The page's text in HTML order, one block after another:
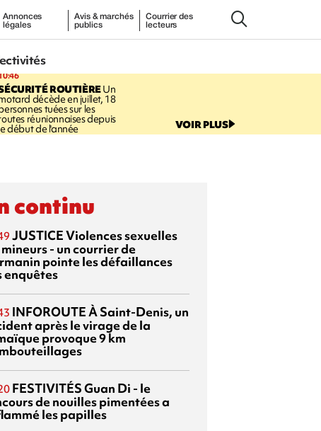
Annonces
légales
Avis & marchés
publics
Courrier des
lecteurs
ROUTIÈREUn
décède en juillet, 18
tuées sur les
réunionnaises depuis
début de l'année VOIR PLUS
continu
JUSTICEViolences sexuelles
- un courrier de
pointe les défaillances
enquêtes
INFOROUTEÀ Saint-Denis, un
après le virage de la
provoque 9 km
FESTIVITÉSGuan Di - le
de nouilles pimentées a
les papilles